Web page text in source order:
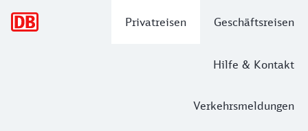
Privatreisen Geschäftsreisen
Hilfe & Kontakt
Verkehrsmeldungen